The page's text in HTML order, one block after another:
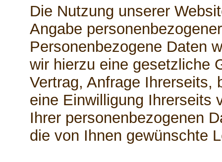
Die Nutzung unserer
Angabe
Personenbezogene Daten
wir hierzu eine gesetzliche
Vertrag, Anfrage Ihrerseits,
eine Einwilligung Ihrerseits
Ihrer personenbezogenen
die von Ihnen gewünschte